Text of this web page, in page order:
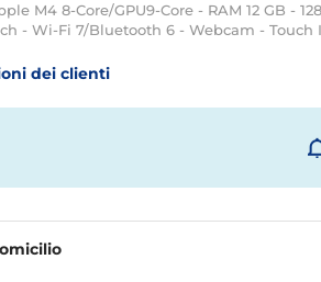
M4 8-Core/GPU9-Core - RAM 12 GB -
- Wi-Fi 7/Bluetooth 6 - Webcam - Touch
dei clienti